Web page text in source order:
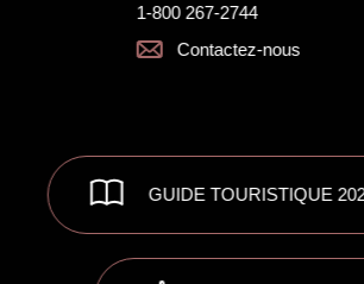
1-800 267-2744
Contactez-nous
GUIDE TOURISTIQUE